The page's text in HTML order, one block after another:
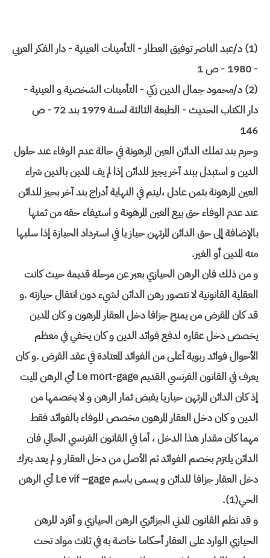
(1) د/عبد الناصر توفيق العطار - التأمينات العينية - دار الفكر العربي
- 1980 - ص 1
(2) د/محمود جمال الدين زكي - التأمينات الشخصية و العينية -
دار الكتاب الحديث - الطبعة الثالثة لسنة 1979 بند 72 - ص
146
وحرم بند تملك الدائن العين المرهونة في حالة عدم الوفاء عند حلول
الدين و استبدل ببند آخر يجيز للدائن إذا لم يف المدين بالدين شراء
العين المرهونة بثمن عادل ،ليتم في النهاية أدراج بند آخر بحيز للدائن
عند عدم الوفاء حق بيع العين المرهونة و استيفاء حقه من ثمنها
بالإضافة إلى حق الدائن المرتهن حياز يا في استرداد الحيازة إذا سلبها
منه المدين أو الغير.
و من ذلك فان الرهن الحيازي بعبر عن مرحلة قديمة حيث كانت
العقلية القانونية لا تتصور رهن الدائن لشيء دون انتقال حيازته .و
قد كان المقرض من يمنح جزافا دخل العقار المرهون و كان المدين
يخصص دخل عقاره لدفع فوائد الدين و كان يخفي في معظم
الأحوال فوائد ربوية أعلى من الفوائد المعتادة في عقد القرض .و كان
يعرف في القانون الفرنسي القديم Le mort-gage أي الرهن الميت
إذ كان الدائن المرتهن حياريا يقبض ثمار الرهن و لا يخصمها من
الدين و كان دخل العقار المرهون مخصص للوفاء بالفوائد فقط
مهما كان مقدار هذا الدخل ، أما في القانون الفرنسي الحالي فان
الدائن يلتزم بخصم الفوائد ثم الأصل من دخل العقار و لم يعد بترك
دخل العقار جزافا للدائن و يسمى باسم Le vif –gage أي الرهن
الحي(1).
و قد نظم القانون المدني الجزائري الرهن الحيازي و أفرد للرهن
الحيازي الوارد على العقار أحكاما خاصة به في ثلاث مواد تحت